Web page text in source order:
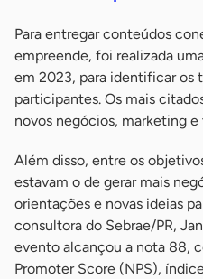
Para entregar conteúdos
empreende, foi realizada
em 2023, para identificar os
participantes. Os mais
novos negócios, marketing e
Além disso, entre os
estavam o de gerar mais
orientações e novas ideias
consultora do Sebrae/PR,
evento alcançou a nota 88,
Promoter Score (NPS),